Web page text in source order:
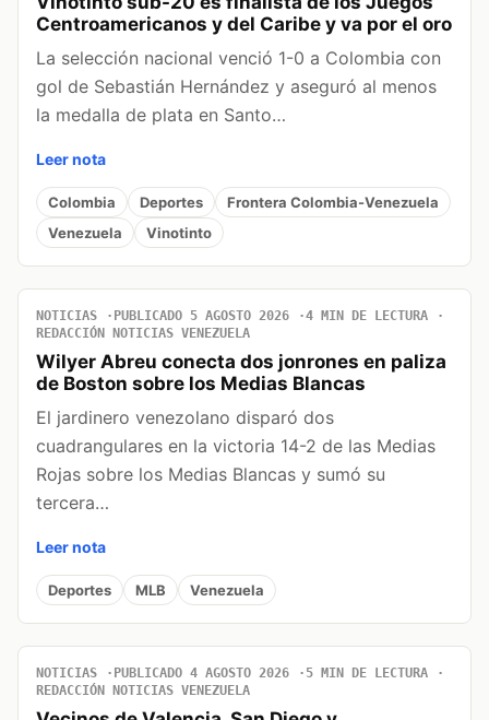
Centroamericanos y del Caribe y va por el oro
La selección nacional venció 1-0 a Colombia con
gol de Sebastián Hernández y aseguró al menos
la medalla de plata en Santo…
Leer nota
Colombia Deportes
Frontera Colombia-Venezuela
Venezuela
Vinotinto
NOTICIAS PUBLICADO 5 AGOSTO 2026
4 MIN DE LECTURA
REDACCIÓN NOTICIAS VENEZUELA
Wilyer Abreu conecta dos jonrones en paliza
de Boston sobre los Medias Blancas
El jardinero venezolano disparó dos
cuadrangulares en la victoria 14-2 de las Medias
Rojas sobre los Medias Blancas y sumó su
tercera…
Leer nota
Deportes MLB Venezuela
NOTICIAS PUBLICADO 4 AGOSTO 2026
5 MIN DE LECTURA
REDACCIÓN NOTICIAS VENEZUELA